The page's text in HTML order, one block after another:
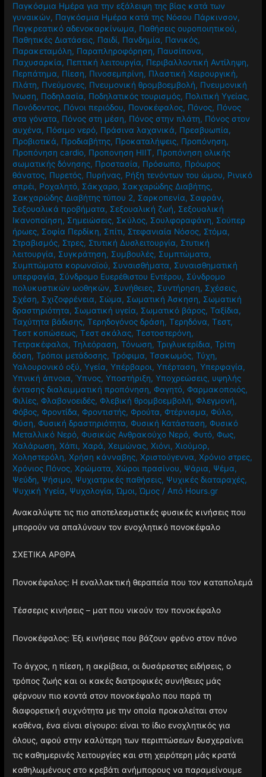
Παγκόσμια Ημέρα για την εξάλειψη της βίας κατά των
γυναικών, Παγκόσμια Ημέρα κατά της Νόσου Πάρκινσον,
Παγκρεατικό αδενοκαρκίνωμα, Παθήσεις ουροποιητικού,
Παθητικές Διατάσεις, Παιδί, Πανδημία, Πανικός,
Παρακεταμόλη, Παραπληροφόρηση, Παυσίπονα,
Παχυσαρκία, Πεπτική λειτουργία, Περιβαλλοντική Αντίληψη,
Περπάτημα, Πίεση, Πινοσεμπρίνη, Πλαστική Χειρουργική,
Πλάτη, Πνεύμονες, Πνευμονική θρομβοεμβολή, Πνευμονική
Ίνωση, Ποδηλασία, Ποδηλατικός τουρισμός, Πολιτική Υγείας,
Πονόδοντος, Πόνοι περιόδου, Πονοκέφαλος, Πόνος, Πόνος
στα γόνατα, Πόνος στη μέση, Πόνος στην πλάτη, Πόνος στον
αυχένα, Πόσιμο νερό, Πράσινα λαχανικά, Πρεσβυωπία,
Προβιοτικά, Προδιαβήτης, Προκαταλήψεις, Προπόνηση,
Προπόνηση cardio, Προπονηση HIIT, Προπόνηση ολικής
σωματικής δόνησης, Προστασία, Πρόσωπο, Πρόωρος
θάνατος, Πυρετός, Πυρήνας, Ρήξη τενόντων του ώμου, Ρινικό
σπρέι, Ροχαλητό, Σάκχαρο, Σακχαρώδης Διαβήτης,
Σακχαρώδης Διαβήτης τύπου 2, Σαρκοπενία, Σαφράν,
Σεξουαλικά προβήματα, Σεξουαλική ζωή, Σεξουαλική
Ικανοποίηση, Σημειώσεις, Σκύλος, Σουλφοραφάνη, Σούπερ
ήρωες, Σοφία Περδίκη, Σπίτι, Στεφανιαία Νόσος, Στόμα,
Στραβισμός, Στρες, Στυτική Δυσλειτουργία, Στυτική
λειτουργία, Συγκράτηση, Συμβουλές, Συμπτώματα,
Συμπτώματα κορωνοϊού, Συναισθήματα, Συναισθηματική
υπερφαγία, Σύνδρομο Ευερέθιστου Εντέρου, Σύνδρομο
πολυκυστικών ωοθηκών, Συνήθειες, Συντήρηση, Σχέσεις,
Σχέση, Σχιζοφρένεια, Σώμα, Σωματική Άσκηση, Σωματική
δραστηριότητα, Σωματική υγεία, Σωματικό βάρος,Ταξίδια,
Ταχύτητα βάδισης,Τερηδογόνος δράση,Τερηδόνα,Τεστ,
Τεστ κοπώσεως,Τεστ σκάλας,Τεστοστερόνη,
Τετρακέφαλοι,Τηλεόραση,Τόνωση,Τριγλυκερίδια,Τρίτη
δόση,Τρόποι μετάδοσης,Τρόφιμα,Τσακωμός,Τύχη,
Υαλουρονικό οξύ,Υγεία,Υπέρβαροι,Υπέρταση,Υπερφαγία,
Υπνική άπνοια,Ύπνος,Υποστήριξη,Υποχρεώσεις, υψηλής
έντασης διαλειμματική προπόνηση,Φαγητό,Φαρμακοποιός,
Φιλίες,Φλαβονοειδές,Φλεβική θρομβοεμβολή,Φλεγμονή,
Φόβος,Φροντίδα,Φροντιστής,Φρούτα,Φτέρνισμα,Φύλο,
Φύση,Φυσική δραστηριότητα,Φυσική Κατάσταση,Φυσικό
Μεταλλικό Νερό,Φυσικώς Ανθρακούχο Νερό,Φυτό,Φως,
Χαλάρωση,Χάπι,Χαρά,Χειμώνας,Χιόνι,Χιούμορ,
Χοληστερόλη,Χρήση κάνναβης,Χριστούγεννα,Χρόνιο στρες,
Χρόνιος Πόνος,Χρώματα,Χώροι πρασίνου, Ψάρια, Ψέμα,
Ψεύδη, Ψήσιμο, Ψυχιατρικές παθήσεις, Ψυχικές διαταραχές,
Ψυχική Υγεία, Ψυχολογία,Ώμοι,Ώμος / Από Hours.gr
Ανακαλύψτε τις πιο αποτελεσματικές φυσικές κινήσεις που
μπορούν να απαλύνουν τον ενοχλητικό πονοκέφαλο
ΣΧΕΤΙΚΑ ΑΡΘΡΑ
Πονοκέφαλος: Η εναλλακτική θεραπεία που τον καταπολεμά
Τέσσερις κινήσεις – ματ που νικούν τον πονοκέφαλο
Πονοκέφαλος: Έξι κινήσεις που βάζουν φρένο στον πόνο
Το άγχος, η πίεση, η ακρίβεια, οι δυσάρεστες ειδήσεις, ο
τρόπος ζωής και οι κακές διατροφικές συνήθειες μάς
φέρνουν πιο κοντά στον πονοκέφαλο που παρά τη
διαφορετική συχνότητα με την οποία προκαλείται στον
καθένα, ένα είναι σίγουρο: είναι το ίδιο ενοχλητικός για
όλους, αφού στην καλύτερη των περιπτώσεων δυσχεραίνει
τις καθημερινές λειτουργίες και στη χειρότερη μάς κρατά
καθηλωμένους στο κρεβάτι ανήμπορους να παραμείνουμε